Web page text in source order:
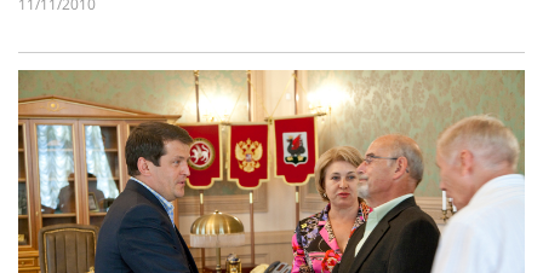
11/11/2010